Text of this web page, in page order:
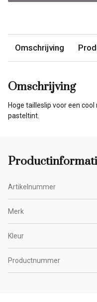
Omschrijving
Omschrijving
Hoge tailleslip voor een
pasteltint.
Artikelnummer
Merk
Kleur
Productnummer